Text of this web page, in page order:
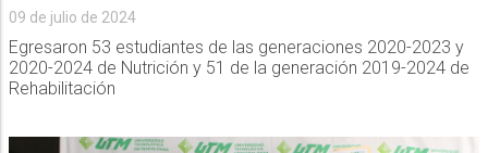
09 de julio de 2024
Egresaron 53 estudiantes de las generaciones 2020-2023 y
2020-2024 de Nutrición y 51 de la generación 2019-2024 de
Rehabilitación